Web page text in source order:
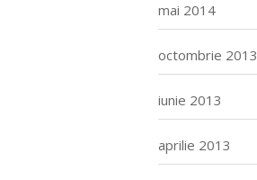
mai 2014
octombrie 2013
iunie 2013
aprilie 2013